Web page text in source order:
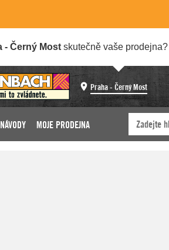
- Černý Most skutečně vaše prodejna?
Praha - Černý Most
NÁVODY MOJE PRODEJNA